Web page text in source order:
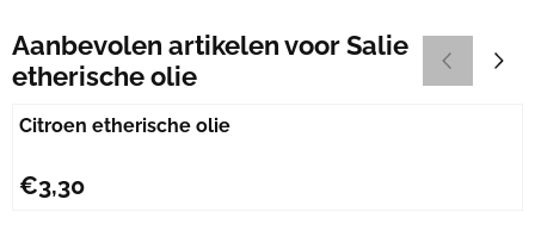
Aanbevolen artikelen voorSalie
etherische olie
Citroen etherische olie
Prijs: 3,30
€3,30